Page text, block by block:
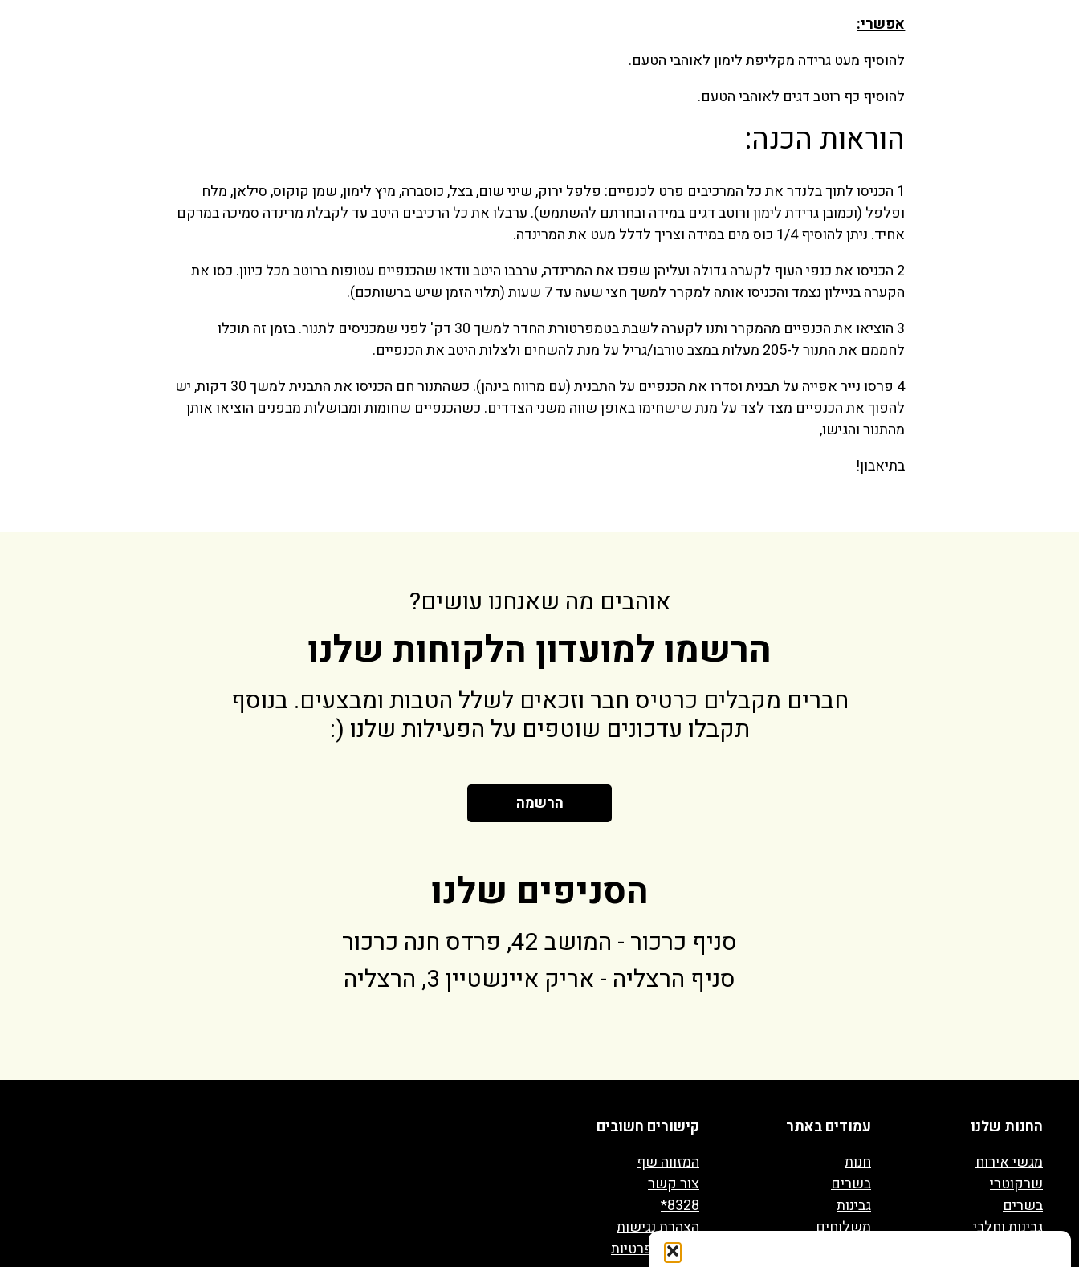
אפשרי:
להוסיף מעט גרידה מקליפת לימון לאוהבי הטעם.
להוסיף כף רוטב דגים לאוהבי הטעם.
הוראות הכנה:
1 הכניסו לתוך בלנדר את כל המרכיבים פרט לכנפיים: פלפל ירוק, שיני שום, בצל, כוסברה, מיץ לימון, שמן קוקוס, סילאן, מלח
ופלפל (וכמובן גרידת לימון ורוטב דגים במידה ובחרתם להשתמש). ערבלו את כל הרכיבים היטב עד לקבלת מרינדה סמיכה במרקם
אחיד. ניתן להוסיף 1/4 כוס מים במידה וצריך לדלל מעט את המרינדה.
2 הכניסו את כנפי העוף לקערה גדולה ועליהן שפכו את המרינדה, ערבבו היטב וודאו שהכנפיים עטופות ברוטב מכל כיוון. כסו את
הקערה בניילון נצמד והכניסו אותה למקרר למשך חצי שעה עד 7 שעות (תלוי הזמן שיש ברשותכם).
3 הוציאו את הכנפיים מהמקרר ותנו לקערה לשבת בטמפרטורת החדר למשך 30 דק' לפני שמכניסים לתנור. בזמן זה תוכלו
לחממם את התנור ל-205 מעלות במצב טורבו/גריל על מנת להשחים ולצלות היטב את הכנפיים.
4 פרסו נייר אפייה על תבנית וסדרו את הכנפיים על התבנית (עם מרווח בינהן). כשהתנור חם הכניסו את התבנית למשך 30 דקות, יש
להפוך את הכנפיים מצד לצד על מנת שישחימו באופן שווה משני הצדדים. כשהכנפיים שחומות ומבושלות מבפנים הוציאו אותן
מהתנור והגישו,
בתיאבון!
אוהבים מה שאנחנו עושים?
הרשמו למועדון הלקוחות שלנו
חברים מקבלים כרטיס חבר וזכאים לשלל הטבות ומבצעים. בנוסף
תקבלו עדכונים שוטפים על הפעילות שלנו (:
הרשמה
הסניפים שלנו
סניף כרכור - המושב 42, פרדס חנה כרכור
סניף הרצליה - אריק איינשטיין 3, הרצליה
החנות שלנו
מגשי אירוח
שרקוטרי
בשרים
גבינות וחלבי
עמודים באתר
חנות
בשרים
גבינות
משלוחים
קישורים חשובים
המזווה שף
צור קשר
8328*
הצהרת נגישות
מדיניות פרטיות